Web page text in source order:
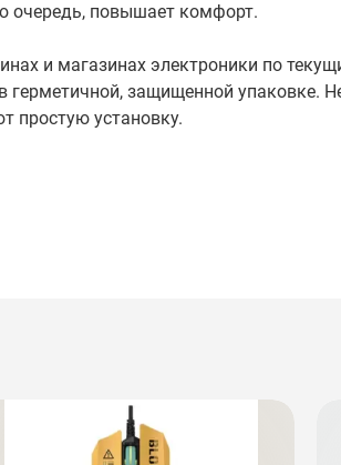
очередь, повышает комфорт.
и магазинах электроники по
герметичной, защищенной упаковке.
простую установку.